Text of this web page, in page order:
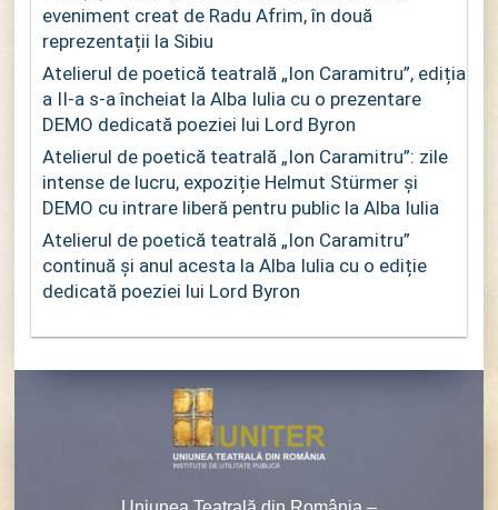
eveniment creat de Radu Afrim, în două
reprezentații la Sibiu
Atelierul de poetică teatrală „Ion Caramitru”, ediția
a II-a s-a încheiat la Alba Iulia cu o prezentare
DEMO dedicată poeziei lui Lord Byron
Atelierul de poetică teatrală „Ion Caramitru”: zile
intense de lucru, expoziție Helmut Stürmer și
DEMO cu intrare liberă pentru public la Alba Iulia
Atelierul de poetică teatrală „Ion Caramitru”
continuă și anul acesta la Alba Iulia cu o ediție
dedicată poeziei lui Lord Byron